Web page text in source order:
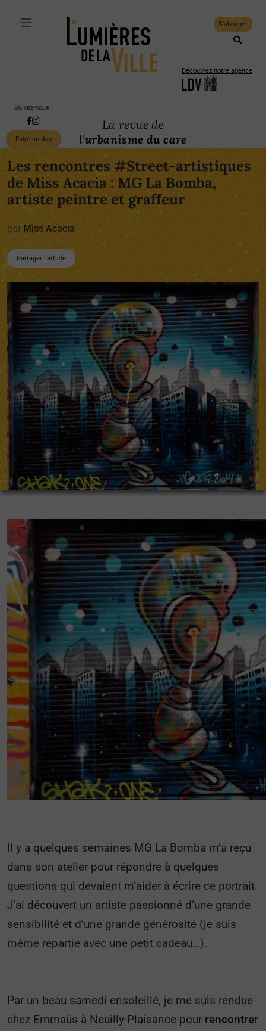
S'abonner
Découvrez notre agence
Suivez-nous :
Faire un don
La revue de
l'urbanisme du care
Les rencontres #Street-artistiques
de Miss Acacia : MG La Bomba,
artiste peintre et graffeur
par Miss Acacia
Partager l'article
Il y a quelques semaines MG La Bomba m’a reçu
dans son atelier pour répondre à quelques
questions qui devaient m’aider à écrire ce portrait.
J’ai découvert un artiste passionné d’une grande
sensibilité et d’une grande générosité (je suis
même repartie avec une petit cadeau…).
Par un beau samedi ensoleillé, je me suis rendue
chez Emmaüs à Neuilly-Plaisance pour rencontrer